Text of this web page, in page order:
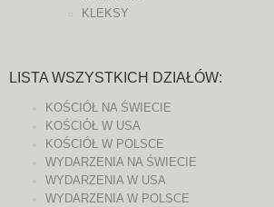
KLEKSY
LISTA WSZYSTKICH DZIAŁÓW:
KOŚCIÓŁ NA ŚWIECIE
KOŚCIÓŁ W USA
KOŚCIÓŁ W POLSCE
WYDARZENIA NA ŚWIECIE
WYDARZENIA W USA
WYDARZENIA W POLSCE